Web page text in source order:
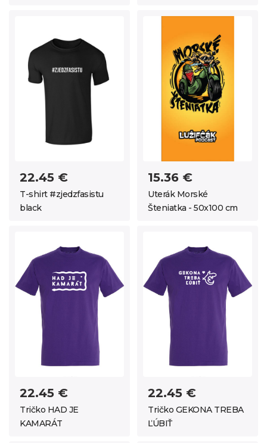
22.45 €
T-shirt #zjedzfasistu
black
15.36 €
Uterák Morské
Šteniatka - 50x100 cm
22.45 €
Tričko HAD JE
KAMARÁT
22.45 €
Tričko GEKONA TREBA
ĽÚBIŤ